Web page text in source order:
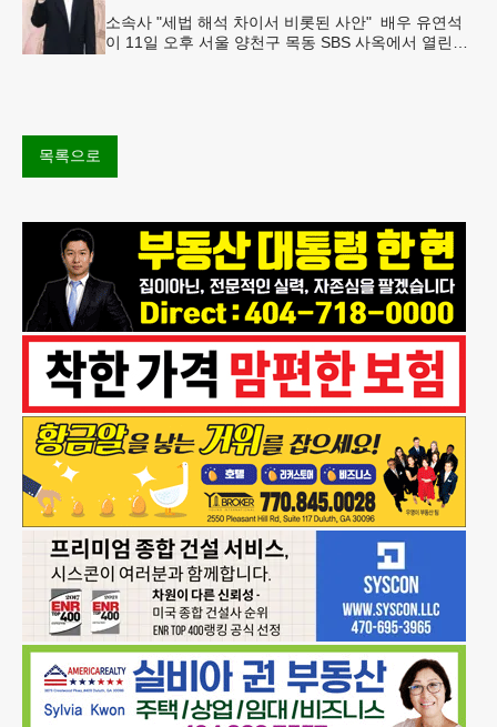
소속사 "세법 해석 차이서 비롯된 사안" 배우 유연석
이 11일 오후 서울 양천구 목동 SBS 사옥에서 열린
목록으로